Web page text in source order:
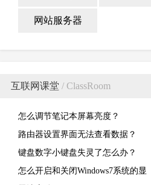
网站服务器
互联网课堂 / ClassRoom
怎么调节笔记本屏幕亮度？
路由器设置界面无法查看数据？
键盘数字小键盘失灵了怎么办？
怎么开启和关闭Windows7系统的显